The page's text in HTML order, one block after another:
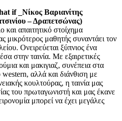
if _Νίκος Βαριανίτης
– Δραπετσώνας)
απαιτητικό στοίχημα
μικρότερος μαθητής συναντάει τον
Ονειρεύεται ξύπνιος ένα
στην ταινία. Με εξαιρετικές
και μακιγιαζ, συνέπεια στα
western, αλλά και διάνθιση με
κουλτούρας, η ταινία μας
του πρωταγωνιστή και μας έκανε
μπορεί να έχει μεγάλες